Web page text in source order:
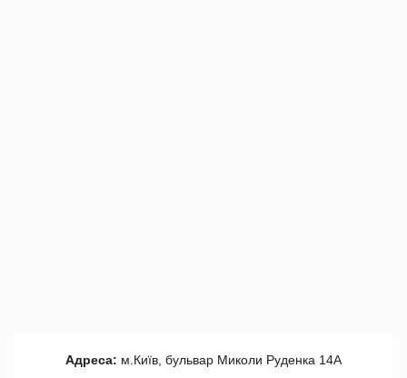
Адреса: м.Київ, бульвар Миколи Руденка 14А